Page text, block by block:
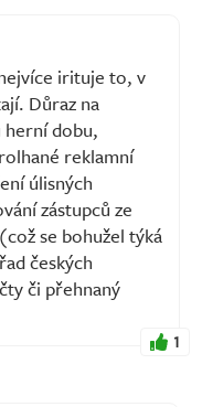
irituje to, v
Důraz na
dobu,
reklamní
úlisných
zástupců ze
se bohužel týká
českých
či přehnaný
1